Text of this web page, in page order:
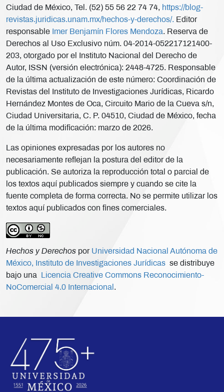
Ciudad de México, Tel. (52) 55 56 22 74 74, https://blog-
revistas.juridicas.unam.mx/hechos-y-derechos/. Editor
responsable Imer Benjamín Flores Mendoza. Reserva de
Derechos al Uso Exclusivo núm. 04-2014-052217121400-
203, otorgado por el Instituto Nacional del Derecho de
Autor, ISSN (versión electrónica): 2448-4725. Responsable
de la última actualización de este número: Coordinación de
Revistas del Instituto de Investigaciones Jurídicas, Ricardo
Hernández Montes de Oca, Circuito Mario de la Cueva s/n,
Ciudad Universitaria, C. P. 04510, Ciudad de México, fecha
de la última modificación: marzo de 2026.
Las opiniones expresadas por los autores no
necesariamente reflejan la postura del editor de la
publicación. Se autoriza la reproducción total o parcial de
los textos aquí publicados siempre y cuando se cite la
fuente completa de forma correcta. No se permite utilizar los
textos aquí publicados con fines comerciales.
Hechos y Derechos por Universidad Nacional Autónoma de
México, Instituto de Investigaciones Jurídicas se distribuye
bajo una
Licencia Creative Commons Reconocimiento-
NoComercial 4.0 Internacional .